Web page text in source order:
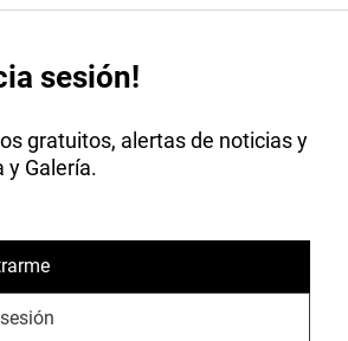
sesión!
gratuitos, alertas de noticias y
y Galería.